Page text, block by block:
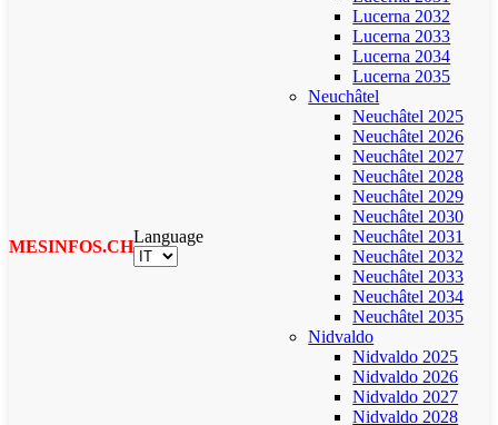
MESINFOS.CH
Language
Lucerna 2032
Lucerna 2033
Lucerna 2034
Lucerna 2035
Neuchâtel
Neuchâtel 2025
Neuchâtel 2026
Neuchâtel 2027
Neuchâtel 2028
Neuchâtel 2029
Neuchâtel 2030
Neuchâtel 2031
Neuchâtel 2032
Neuchâtel 2033
Neuchâtel 2034
Neuchâtel 2035
Nidvaldo
Nidvaldo 2025
Nidvaldo 2026
Nidvaldo 2027
Nidvaldo 2028